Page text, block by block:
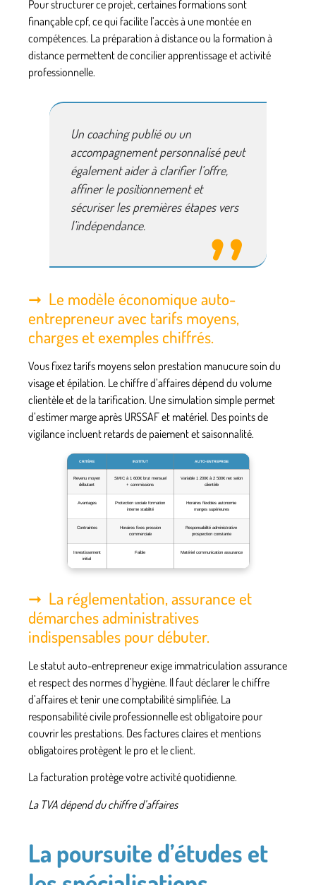
Pour structurer ce projet, certaines formations sont
finançable cpf, ce qui facilite l’accès à une montée en
compétences. La préparation à distanceou la formation à
distance permettent de concilier apprentissage et activité
professionnelle.
Un coaching publiéou un
accompagnement personnalisé peut
également aider à clarifier l’offre,
affiner le positionnement et
sécuriser les premières étapes vers
l’indépendance.
Le modèle économique auto-
entrepreneur avec tarifs moyens,
charges et exemples chiffrés.
Vous fixez tarifs moyens selon prestation manucure soin du
visage et épilation. Le chiffre d’affaires dépend du volume
clientèle et de la tarification. Une simulation simple permet
d’estimer marge après URSSAF et matériel. Des points de
vigilance incluent retards de paiement et saisonnalité.
CRITÈRE INSTITUT AUTO-ENTREPRISE
Revenu moyen
débutant
SMIC à 1 600€ brut mensuel
+ commissions
Variable 1 200€ à 2 500€ net selon
clientèle
Avantages
Protection sociale formation
interne stabilité
Horaires flexibles autonomie
marges supérieures
Contraintes
Horaires fixes pression
commerciale
Responsabilité administrative
prospection constante
Investissement
initial
Faible Matériel communication assurance
La réglementation, assurance et
démarches administratives
indispensables pour débuter.
Le statut auto-entrepreneur exige immatriculation assurance
et respect des normes d’hygiène. Il faut déclarer le chiffre
d’affaires et tenir une comptabilité simplifiée. La
responsabilité civile professionnelle est obligatoire pour
couvrir les prestations. Des factures claires et mentions
obligatoires protègent le pro et le client.
La facturation protège votre activité quotidienne.
La TVA dépend du chiffre d’affaires
La poursuite d’études et